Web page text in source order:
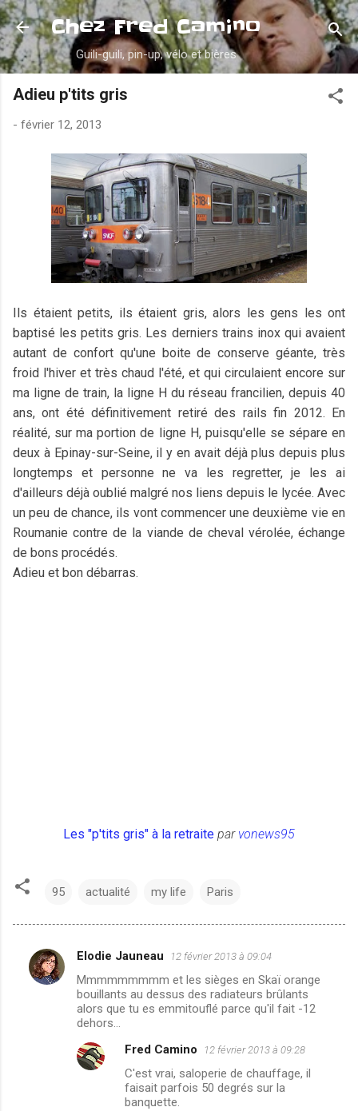
Accéder au contenu principal
Chez Fred Camino
Guili-guili, pin-up, vélo et bières
Adieu p'tits gris
- février 12, 2013
Ils étaient petits, ils étaient gris, alors les gens les ont
baptisé les petits gris. Les derniers trains inox qui avaient
autant de confort qu'une boite de conserve géante, très
froid l'hiver et très chaud l'été, et qui circulaient encore sur
ma ligne de train, la ligne H du réseau francilien, depuis 40
ans, ont été définitivement retiré des rails fin 2012. En
réalité, sur ma portion de ligne H, puisqu'elle se sépare en
deux à Epinay-sur-Seine, il y en avait déjà plus depuis plus
longtemps et personne ne va les regretter, je les ai
d'ailleurs déjà oublié malgré nos liens depuis le lycée. Avec
un peu de chance, ils vont commencer une deuxième vie en
Roumanie contre de la viande de cheval vérolée, échange
de bons procédés.
Adieu et bon débarras.
Les "p'tits gris" à la retraite par vonews95
95 actualité my life Paris
C
Elodie Jauneau 12 février 2013 à 09:04
Mmmmmmmmm et les sièges en Skaï orange
bouillants au dessus des radiateurs brûlants
alors que tu es emmitouflé parce qu'il fait -12
dehors...
Fred Camino 12 février 2013 à 09:28
C'est vrai, saloperie de chauffage, il
faisait parfois 50 degrés sur la
banquette.